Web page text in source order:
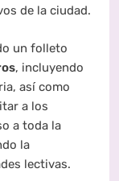
de la ciudad.
un folleto
, incluyendo
así como
a los
a toda la
la
lectivas.